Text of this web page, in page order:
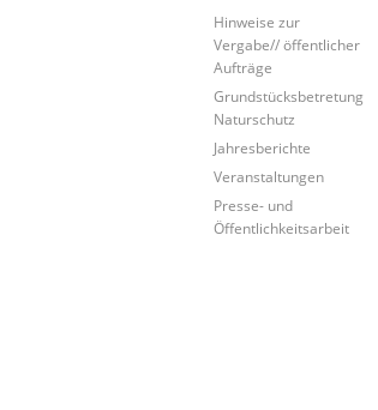
Hinweise zur
Vergabe// öffentlicher
Aufträge
Grundstücksbetretung
Naturschutz
Jahresberichte
Veranstaltungen
Presse- und
Öffentlichkeitsarbeit